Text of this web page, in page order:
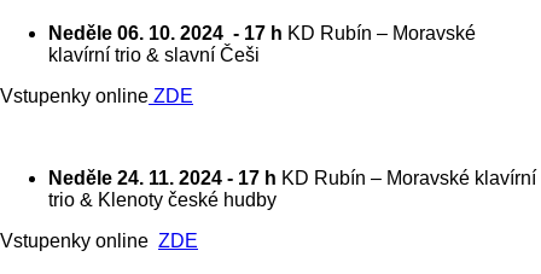
Neděle 06. 10. 2024 - 17 h KD Rubín – Moravské
klavírní trio & slavní Češi
Vstupenky online ZDE
Neděle 24. 11. 2024 - 17 h KD Rubín – Moravské klavírní
trio & Klenoty české hudby
Vstupenky online ZDE